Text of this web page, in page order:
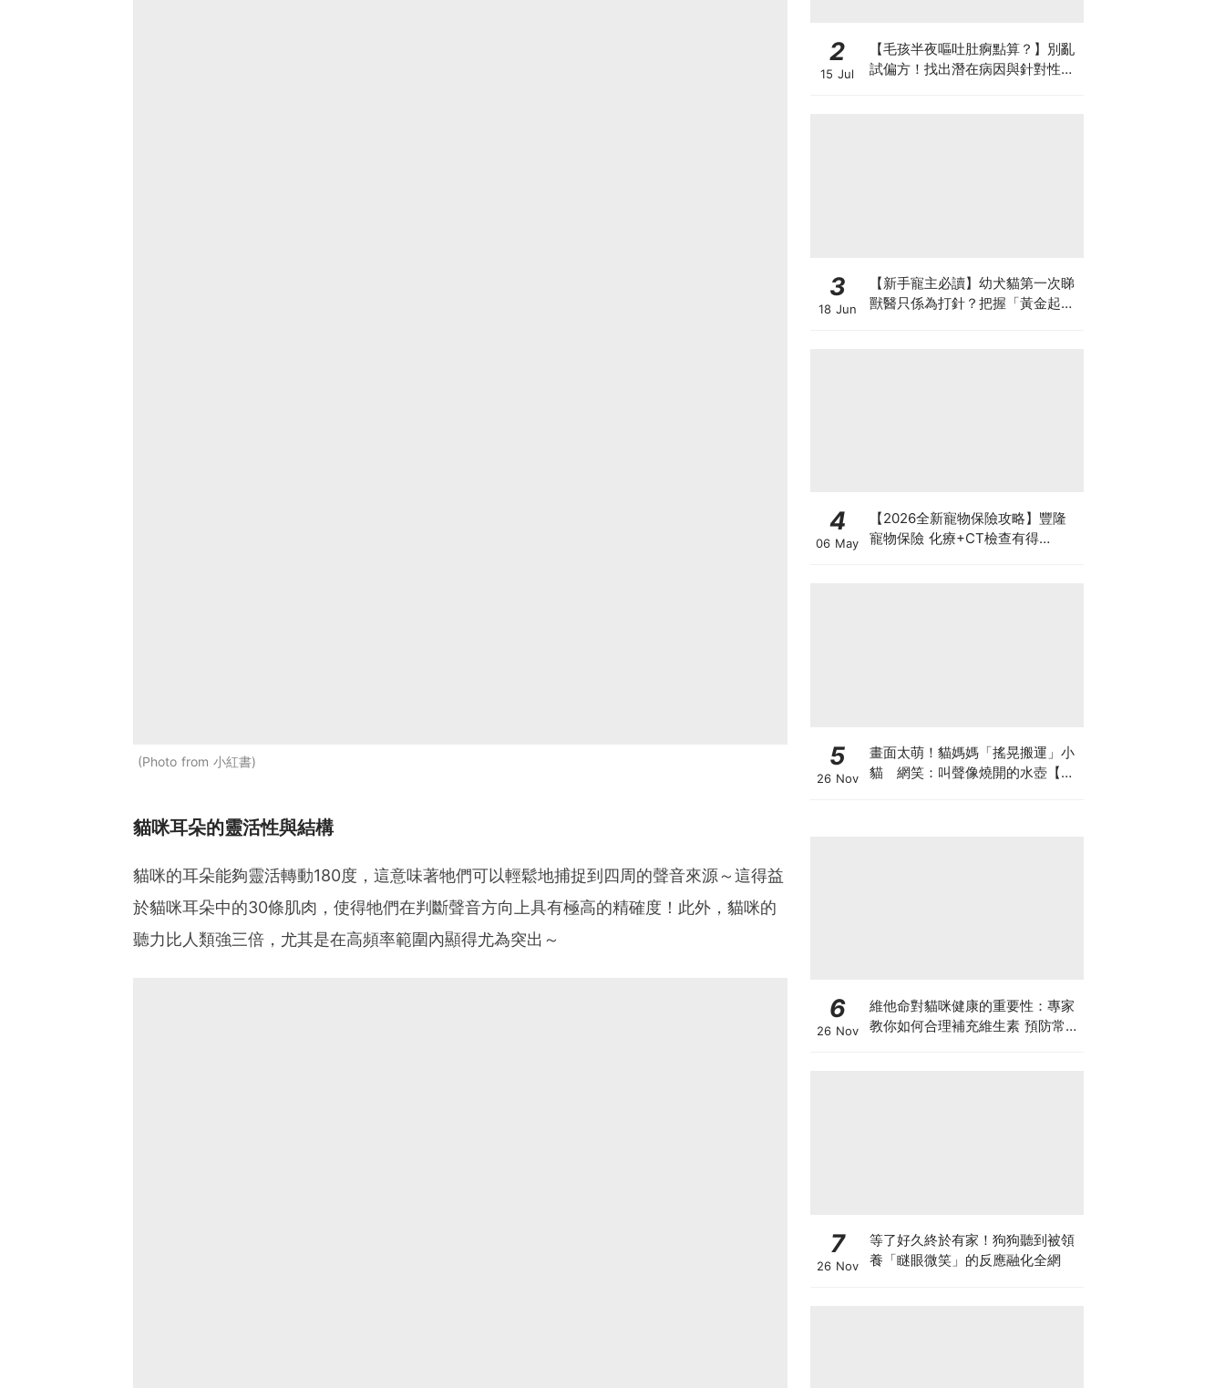
Photo from 小紅書
貓咪耳朵的靈活性與結構
貓咪的耳朵能夠靈活轉動180度，這意味著牠們可以輕鬆地捕捉到四周的聲音來源～這得益
於貓咪耳朵中的30條肌肉，使得牠們在判斷聲音方向上具有極高的精確度！此外，貓咪的
聽力比人類強三倍，尤其是在高頻率範圍內顯得尤為突出～
2
15 Jul
【毛孩半夜嘔吐肚痾點算？】別亂
試偏方！找出潛在病因與針對性營
3
18 Jun
【新手寵主必讀】幼犬貓第一次睇
獸醫只係為打針？把握「黃金起跑
4
06 May
【2026全新寵物保險攻略】豐隆
寵物保險 化療+CT檢查有得
5
26 Nov
畫面太萌！貓媽媽「搖晃搬運」小
貓 網笑：叫聲像燒開的水壺【有
6
26 Nov
維他命對貓咪健康的重要性：專家
教你如何合理補充維生素 預防常見
7
26 Nov
等了好久終於有家！狗狗聽到被領
養「瞇眼微笑」的反應融化全網